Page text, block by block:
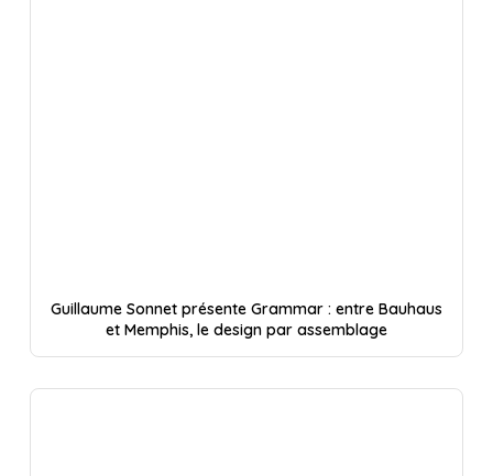
Guillaume Sonnet présente Grammar : entre Bauhaus
et Memphis, le design par assemblage